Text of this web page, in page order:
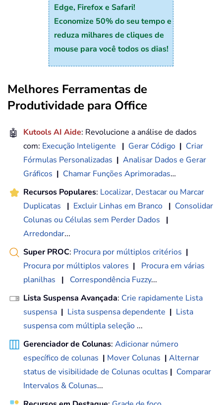
Edge, Firefox e Safari!
Economize 50% do seu tempo e
reduza milhares de cliques de
mouse para você todos os dias!
Melhores Ferramentas de
Produtividade para Office
🤖 Kutools AI Aide: Revolucione a análise de dados
com: Execução Inteligente | Gerar Código | Criar
Fórmulas Personalizadas | Analisar Dados e Gerar
Gráficos | Chamar Funções Aprimoradas…
Recursos Populares: Localizar, Destacar ou Marcar
Duplicatas
| Excluir Linhas em Branco | Consolidar
Colunas ou Células sem Perder Dados
|
Arredondar...
Super PROC: Procura por múltiplos critérios |
Procura por múltiplos valores |
Procura em várias
planilhas
| Correspondência Fuzzy...
Lista Suspensa Avançada: Crie rapidamente Lista
suspensa | Lista suspensa dependente | Lista
suspensa com múltipla seleção ...
Gerenciador de Colunas: Adicionar número
específico de colunas | Mover Colunas | Alternar
status de visibilidade de Colunas ocultas | Comparar
Intervalos & Colunas...